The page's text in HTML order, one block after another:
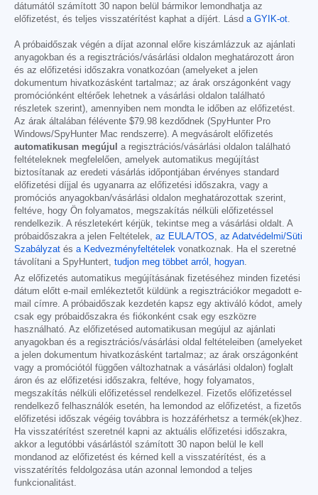
dátumától számított 30 napon belül bármikor lemondhatja az
előfizetést, és teljes visszatérítést kaphat a díjért. Lásd a GYIK-ot.
A próbaidőszak végén a díjat azonnal előre kiszámlázzuk az ajánlati
anyagokban és a regisztrációs/vásárlási oldalon meghatározott áron
és az előfizetési időszakra vonatkozóan (amelyeket a jelen
dokumentum hivatkozásként tartalmaz; az árak országonként vagy
promóciónként eltérőek lehetnek a vásárlási oldalon található
részletek szerint), amennyiben nem mondta le időben az előfizetést.
Az árak általában félévente $79.98 kezdődnek (SpyHunter Pro
Windows/SpyHunter Mac rendszerre). A megvásárolt előfizetés
automatikusan megújul
a regisztrációs/vásárlási oldalon található
feltételeknek megfelelően, amelyek automatikus megújítást
biztosítanak az eredeti vásárlás időpontjában érvényes standard
előfizetési díjjal és ugyanarra az előfizetési időszakra, vagy a
promóciós anyagokban/vásárlási oldalon meghatározottak szerint,
feltéve, hogy Ön folyamatos, megszakítás nélküli előfizetéssel
rendelkezik. A részletekért kérjük, tekintse meg a vásárlási oldalt. A
próbaidőszakra a jelen Feltételek, az EULA/TOS, az Adatvédelmi/Süti
Szabályzat és a Kedvezményfeltételek vonatkoznak. Ha el szeretné
távolítani a SpyHuntert, tudjon meg többet arról, hogyan.
Az előfizetés automatikus megújításának fizetéséhez minden fizetési
dátum előtt e-mail emlékeztetőt küldünk a regisztrációkor megadott e-
mail címre. A próbaidőszak kezdetén kapsz egy aktiváló kódot, amely
csak egy próbaidőszakra és fiókonként csak egy eszközre
használható. Az előfizetésed automatikusan megújul az ajánlati
anyagokban és a regisztrációs/vásárlási oldal feltételeiben (amelyeket
a jelen dokumentum hivatkozásként tartalmaz; az árak országonként
vagy a promóciótól függően változhatnak a vásárlási oldalon) foglalt
áron és az előfizetési időszakra, feltéve, hogy folyamatos,
megszakítás nélküli előfizetéssel rendelkezel. Fizetős előfizetéssel
rendelkező felhasználók esetén, ha lemondod az előfizetést, a fizetős
előfizetési időszak végéig továbbra is hozzáférhetsz a termék(ek)hez.
Ha visszatérítést szeretnél kapni az aktuális előfizetési időszakra,
akkor a legutóbbi vásárlástól számított 30 napon belül le kell
mondanod az előfizetést és kérned kell a visszatérítést, és a
visszatérítés feldolgozása után azonnal lemondod a teljes
funkcionalitást.